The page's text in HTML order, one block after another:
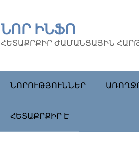
ՆՈՐ ԻՆՖՈ
ՀԵՏԱՔՐՔԻՐ ԺԱՄԱՆՑԱՅԻՆ
ՆՈՐՈՒԹՅՈՒՆՆԵՐ
ՀԵՏԱՔՐՔԻՐ Է